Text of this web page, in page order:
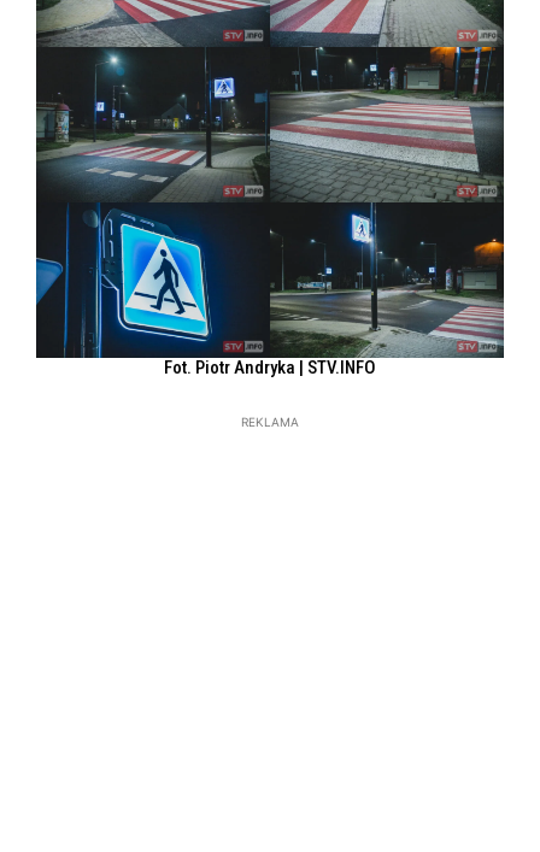
Fot. Piotr Andryka | STV.INFO
REKLAMA